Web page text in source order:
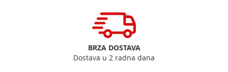
BRZA DOSTAVA
Dostava u 2 radna dana